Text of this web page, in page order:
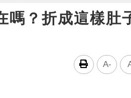
嗎？折成這樣肚
A-